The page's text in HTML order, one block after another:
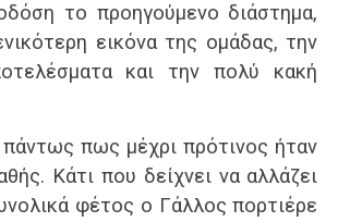
το προηγούμενο διάστημα,
εικόνα της ομάδας, την
και την πολύ κακή
πάντως πως μέχρι πρότινoς ήταν
Κάτι που δείχνει να αλλάζει
φέτος ο Γάλλος πορτιέρε